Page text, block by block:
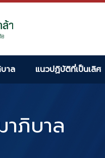
าล แนวปฏิบัติที่เป็นเลิศ
ภิบาล